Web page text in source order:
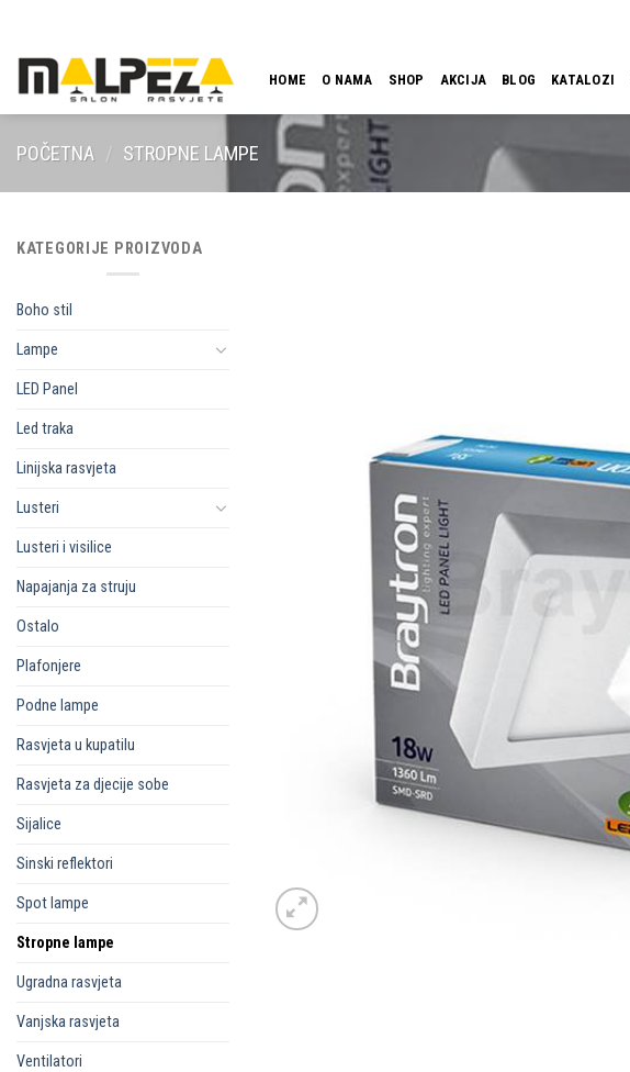
content
HOME O NAMA SHOP AKCIJA BLOG KATALOZI
POČETNA / STROPNE LAMPE
KATEGORIJE PROIZVODA
Boho stil
Lampe
LED Panel
Led traka
Linijska rasvjeta
Lusteri
Lusteri i visilice
Napajanja za struju
Ostalo
Plafonjere
Podne lampe
Rasvjeta u kupatilu
Rasvjeta za djecije sobe
Sijalice
Sinski reflektori
Spot lampe
Stropne lampe
Ugradna rasvjeta
Vanjska rasvjeta
Ventilatori